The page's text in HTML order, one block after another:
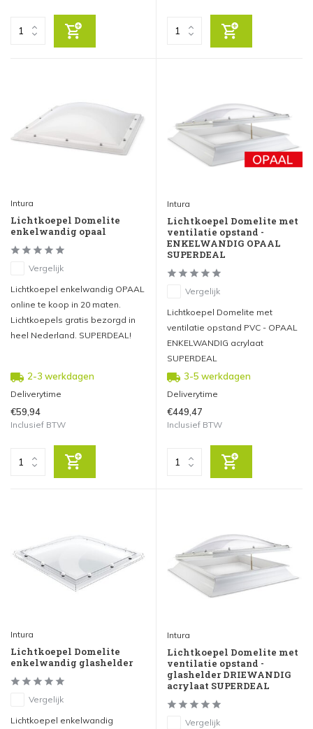
Intura
Lichtkoepel Domelite
enkelwandig opaal
Vergelijk
Lichtkoepel enkelwandig OPAAL
online te koop in 20 maten.
Lichtkoepels gratis bezorgd in
heel Nederland. SUPERDEAL!
2-3 werkdagen
Deliverytime
€59,94
Inclusief BTW
Intura
Lichtkoepel Domelite met
ventilatie opstand -
ENKELWANDIG OPAAL
SUPERDEAL
Vergelijk
Lichtkoepel Domelite met
ventilatie opstand PVC - OPAAL
ENKELWANDIG acrylaat
SUPERDEAL
3-5 werkdagen
Deliverytime
€449,47
Inclusief BTW
Intura
Lichtkoepel Domelite
enkelwandig glashelder
Vergelijk
Lichtkoepel enkelwandig
Intura
Lichtkoepel Domelite met
ventilatie opstand -
glashelder DRIEWANDIG
acrylaat SUPERDEAL
Vergelijk